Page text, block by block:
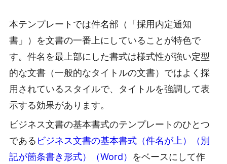
本テンプレートでは件名部（「採用内定通知
書」）を文書の一番上にしていることが特色で
す。件名を最上部にした書式は様式性が強い定型
的な文書（一般的なタイトルの文書）ではよく採
用されているスタイルで、タイトルを強調して表
示する効果があります。
ビジネス文書の基本書式のテンプレートのひとつ
である ビジネス文書の基本書式（件名が上）（別
記が箇条書き形式）（Word） をベースにして作